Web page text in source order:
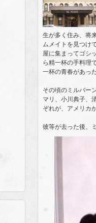
生が多く住み、将
ムメイトを見つけ
屋に集まってゴシ
ら精一杯の手料理
一杯の青春があっ
その頃のミルバー
マリ、小川典子、
ぞれが、アメリカ
彼等が去った後、